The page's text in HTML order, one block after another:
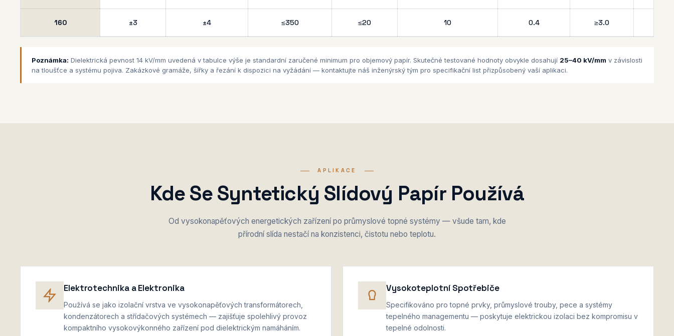
160 ±3 ±4 ≤350 ≤20 10 0.4 ≥3.0
Poznámka: Dielektrická pevnost 14 kV/mm uvedená v tabulce výše je standardní zaručené minimum pro objemový papír. Skutečné testované hodnoty obvykle dosahují 25–40 kV/mm v závislosti
na tloušťce a systému pojiva. Zakázkové gramáže, šířky a řezání k dispozici na vyžádání — kontaktujte náš inženýrský tým pro specifikační list přizpůsobený vaší aplikaci.
APLIKACE
Kde Se Syntetický Slídový Papír Používá
Od vysokonapěťových energetických zařízení po průmyslové topné systémy — všude tam, kde
přírodní slída nestačí na konzistenci, čistotu nebo teplotu.
Elektrotechnika a Elektronika
Používá se jako izolační vrstva ve vysokonapěťových transformátorech,
kondenzátorech a střídačových systémech — zajišťuje spolehlivý provoz
kompaktního vysokovýkonného zařízení pod dielektrickým namáháním.
Vysokoteplotní Spotřebiče
Specifikováno pro topné prvky, průmyslové trouby, pece a systémy
tepelného managementu — poskytuje elektrickou izolaci bez kompromisu v
tepelné odolnosti.